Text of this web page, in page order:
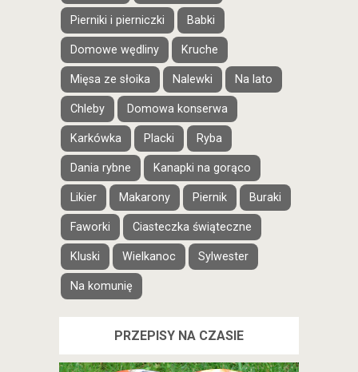
Pierniki i pierniczki Babki
Domowe wędliny Kruche
Mięsa ze słoika Nalewki Na lato
Chleby Domowa konserwa
Karkówka Placki Ryba
Dania rybne Kanapki na gorąco
Likier Makarony Piernik Buraki
Faworki Ciasteczka świąteczne
Kluski Wielkanoc Sylwester
Na komunię
PRZEPISY NA CZASIE